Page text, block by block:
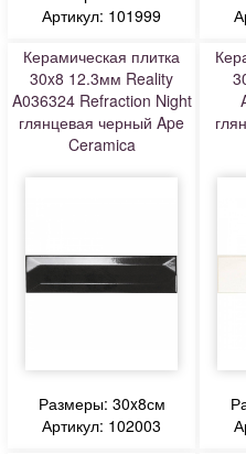
Артикул: 101999
Керамическая плитка
30x8 12.3мм Reality
A036324 Refraction Night
глянцевая черный Ape
Ceramica
Размеры: 30x8см
Артикул: 102003